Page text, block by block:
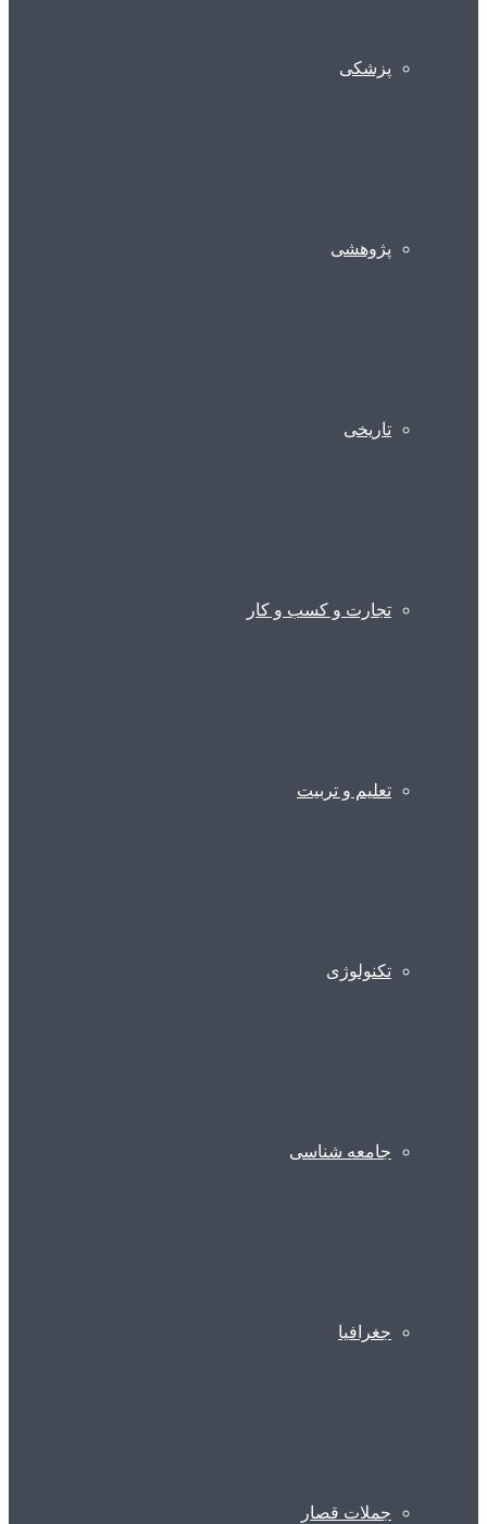
پزشکی
پژوهشی
تاریخی
تجارت و کسب و کار
تعلیم و تربیت
تکنولوژی
جامعه شناسی
جغرافیا
جملات قصار